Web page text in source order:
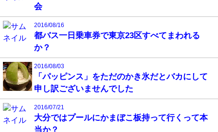
会
2016/08/16
都バス一日乗車券で東京23区すべてまわれる
か？
2016/08/03
「パッピンス」をただのかき氷だとバカにして
申し訳ございませんでした
2016/07/21
大分ではプールにかまぼこ板持って行くって本
当か？